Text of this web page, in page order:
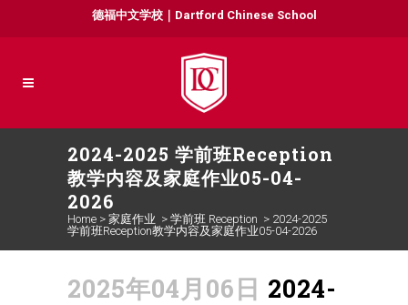
德福中文学校｜Dartford Chinese School
2024-2025 学前班Reception
教学内容及家庭作业05-04-
2026
Home > 家庭作业 > 学前班 Reception > 2024-2025
学前班Reception教学内容及家庭作业05-04-2026
2025年04月06日 2024-